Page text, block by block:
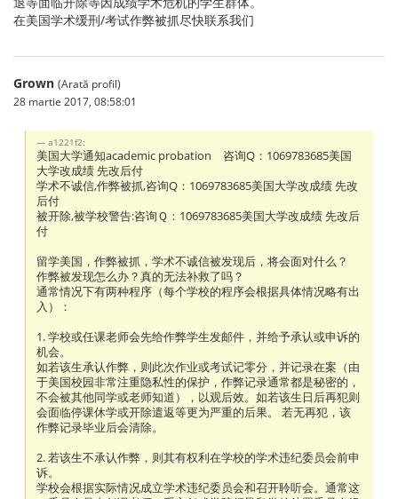
在美国学术缓刑/考试作弊被抓尽快联系我们
Grown (Arată profil)
28 martie 2017, 08:58:01
a1221f2:
美国大学通知academic probation 咨询Q：1069783685美国
大学改成绩 先改后付
学术不诚信,作弊被抓,咨询Q：1069783685美国大学改成绩 先改
后付
被开除,被学校警告:咨询Ｑ：1069783685美国大学改成绩 先改后
付
留学美国，作弊被抓，学术不诚信被发现后，将会面对什么？
作弊被发现怎么办？真的无法补救了吗？
通常情况下有两种程序（每个学校的程序会根据具体情况略有出
入）：
1. 学校或任课老师会先给作弊学生发邮件，并给予承认或申诉的
机会。
如若该生承认作弊，则此次作业或考试记零分，并记录在案（由
于美国校园非常注重隐私性的保护，作弊记录通常都是秘密的，
不会被其他同学或老师知道），以观后效。如若该生日后再犯则
会面临停课休学或开除遣返等更为严重的后果。 若无再犯，该
作弊记录毕业后会清除。
2. 若该生不承认作弊，则其有权利在学校的学术违纪委员会前申
诉。
学校会根据实际情况成立学术违纪委员会和召开聆听会。通常这